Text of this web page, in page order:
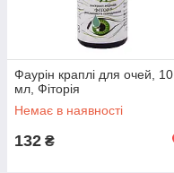
Фаурін краплі для очей, 10
мл, Фіторія
Немає в наявності
132 ₴